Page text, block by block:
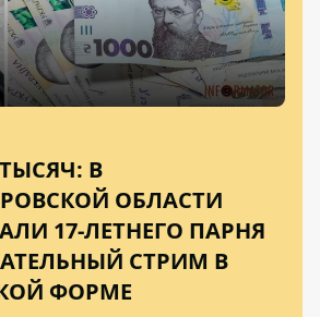
В
ОБЛАСТИ
17-ЛЕТНЕГО ПАРНЯ
СТРИМ В
ФОРМЕ